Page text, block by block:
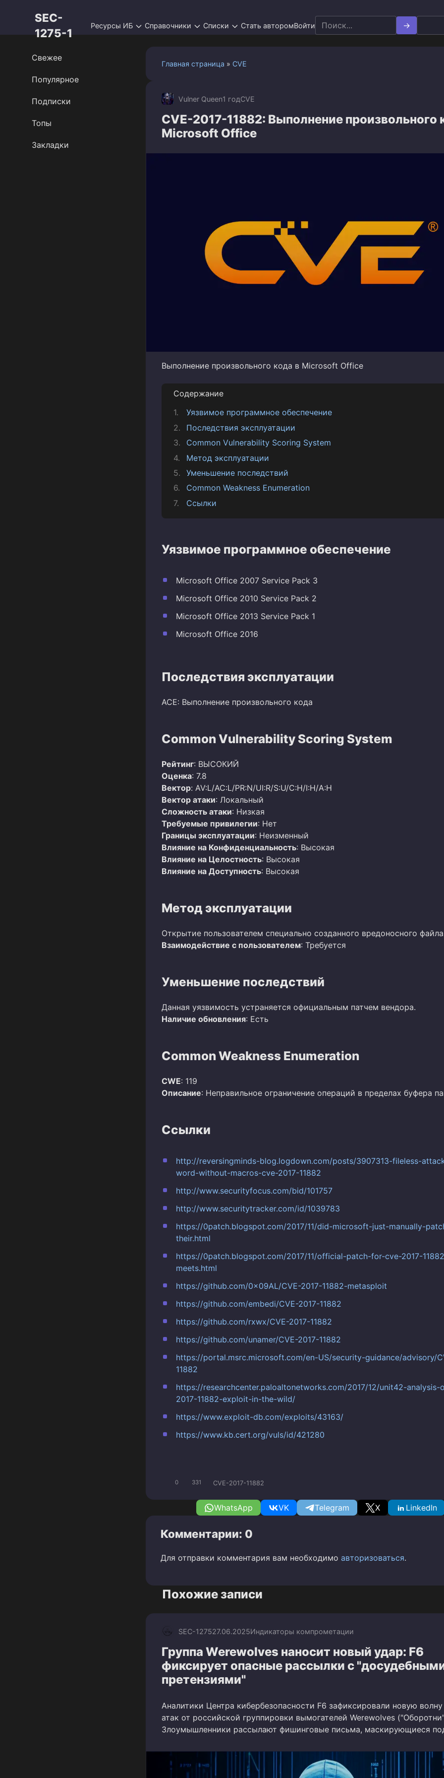
SEC-
1275-1
Ресурсы ИБ Справочники Списки Стать авторомВойти Search
for:
Главная страница » CVE
Vulner Queen1 годCVE
CVE-2017-11882: Выполнение произвольного
Microsoft Office
Выполнение произвольного кода в Microsoft Office
Содержание
Уязвимое программное обеспечение
Последствия эксплуатации
Common Vulnerability Scoring System
Метод эксплуатации
Уменьшение последствий
Common Weakness Enumeration
Ссылки
Уязвимое программное обеспечение
Microsoft Office 2007 Service Pack 3
Microsoft Office 2010 Service Pack 2
Microsoft Office 2013 Service Pack 1
Microsoft Office 2016
Последствия эксплуатации
ACE: Выполнение произвольного кода
Common Vulnerability Scoring System
Рейтинг: ВЫСОКИЙ
Оценка: 7.8
Вектор: AV:L/AC:L/PR:N/UI:R/S:U/C:H/I:H/A:H
Вектор атаки: Локальный
Сложность атаки: Низкая
Требуемые привилегии: Нет
Границы эксплуатации: Неизменный
Влияние на Конфиденциальность: Высокая
Влияние на Целостность: Высокая
Влияние на Доступность: Высокая
Метод эксплуатации
Открытие пользователем специально созданного вредоносного
Взаимодействие с пользователем: Требуется
Уменьшение последствий
Данная уязвимость устраняется официальным патчем вендора.
Наличие обновления: Есть
Common Weakness Enumeration
CWE: 119
Описание: Неправильное ограничение операций в пределах буфера
Ссылки
http://reversingminds-blog.logdown.com/posts/3907313-fileless-
word-without-macros-cve-2017-11882
http://www.securityfocus.com/bid/101757
http://www.securitytracker.com/id/1039783
https://0patch.blogspot.com/2017/11/did-microsoft-just-manually-
their.html
https://0patch.blogspot.com/2017/11/official-patch-for-cve-2017-
meets.html
https://github.com/0x09AL/CVE-2017-11882-metasploit
https://github.com/embedi/CVE-2017-11882
https://github.com/rxwx/CVE-2017-11882
https://github.com/unamer/CVE-2017-11882
https://portal.msrc.microsoft.com/en-US/security-guidance/advisory/
11882
https://researchcenter.paloaltonetworks.com/2017/12/unit42-analysis-
2017-11882-exploit-in-the-wild/
https://www.exploit-db.com/exploits/43163/
https://www.kb.cert.org/vuls/id/421280
0 331 CVE-2017-11882
WhatsApp VK Telegram X LinkedIn
Комментарии: 0
Для отправки комментария вам необходимо авторизоваться.
Похожие записи
SEC-127527.06.2025Индикаторы компрометации
Группа Werewolves наносит новый удар: F6
фиксирует опасные рассылки с
претензиями"
Аналитики Центра кибербезопасности F6 зафиксировали новую
атак от российской группировки вымогателей Werewolves
Злоумышленники рассылают фишинговые письма, маскирующиеся
Свежее
Популярное
Подписки
Топы
Закладки